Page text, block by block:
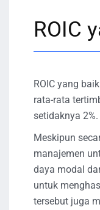
ROIC
ROIC yang
rata-rata
setidaknya 2%.
Meskipun
manajemen
daya modal
untuk
tersebut juga